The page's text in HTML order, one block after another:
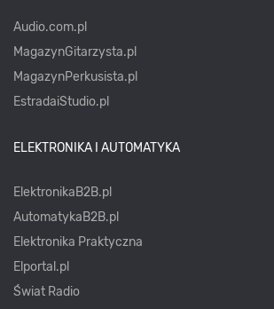
Audio.com.pl
MagazynGitarzysta.pl
MagazynPerkusista.pl
EstradaiStudio.pl
ELEKTRONIKA I AUTOMATYKA
ElektronikaB2B.pl
AutomatykaB2B.pl
Elektronika Praktyczna
Elportal.pl
Świat Radio